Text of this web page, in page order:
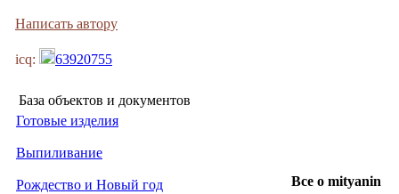
Написать автору
icq: 63920755
База объектов и документов
Готовые изделия
Выпиливание
Рождество и Новый год
Все о mityanin